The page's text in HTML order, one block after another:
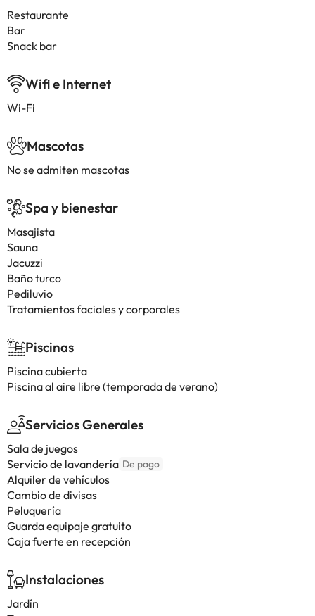
Restaurante
Bar
Snack bar
Wifi e Internet
Wi-Fi
Mascotas
No se admiten mascotas
Spa y bienestar
Masajista
Sauna
Jacuzzi
Baño turco
Pediluvio
Tratamientos faciales y corporales
Piscinas
Piscina cubierta
Piscina al aire libre (temporada de verano)
Servicios Generales
Sala de juegos
Servicio de lavandería De pago
Alquiler de vehículos
Cambio de divisas
Peluquería
Guarda equipaje gratuito
Caja fuerte en recepción
Instalaciones
Jardín